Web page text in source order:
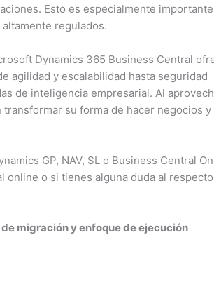
Esto es especialmente importante
regulados.
Dynamics 365 Business Central
agilidad y escalabilidad hasta seguridad
de inteligencia empresarial. Al
su forma de hacer negocios y
GP, NAV, SL o Business Central
online o si tienes alguna duda al
migración y enfoque de ejecución